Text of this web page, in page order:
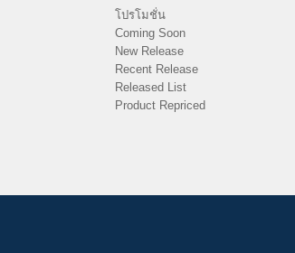
โปรโมชั่น
Coming Soon
New Release
Recent Release
Released List
Product Repriced